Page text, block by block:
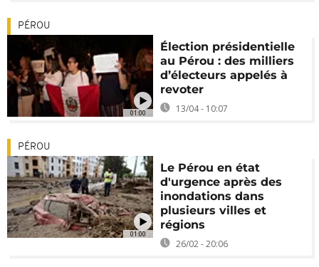
01:00
PÉROU
Élection présidentielle
au Pérou : des milliers
d’électeurs appelés à
revoter
13/04 - 10:07
01:00
PÉROU
Le Pérou en état
d'urgence après des
inondations dans
plusieurs villes et
régions
26/02 - 20:06